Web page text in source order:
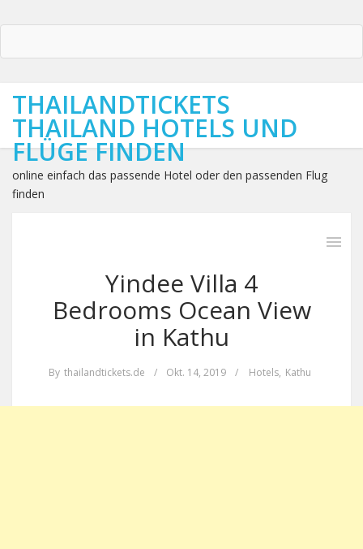
THAILANDTICKETS
THAILAND HOTELS UND
FLÜGE FINDEN
online einfach das passende Hotel oder den passenden Flug
finden
Yindee Villa 4
Bedrooms Ocean View
in Kathu
By thailandtickets.de / Okt. 14, 2019 / Hotels, Kathu